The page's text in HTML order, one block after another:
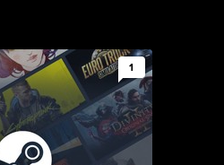
1